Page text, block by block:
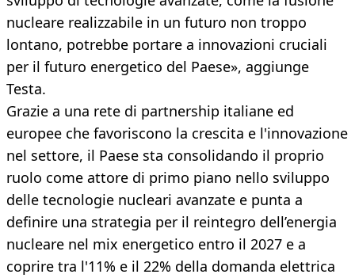
nucleare realizzabile in un futuro non troppo
lontano, potrebbe portare a innovazioni cruciali
per il futuro energetico del Paese», aggiunge
Testa.
Grazie a una rete di partnership italiane ed
europee che favoriscono la crescita e l'innovazione
nel settore, il Paese sta consolidando il proprio
ruolo come attore di primo piano nello sviluppo
delle tecnologie nucleari avanzate e punta a
definire una strategia per il reintegro dell’energia
nucleare nel mix energetico entro il 2027 e a
coprire tra l'11% e il 22% della domanda elettrica